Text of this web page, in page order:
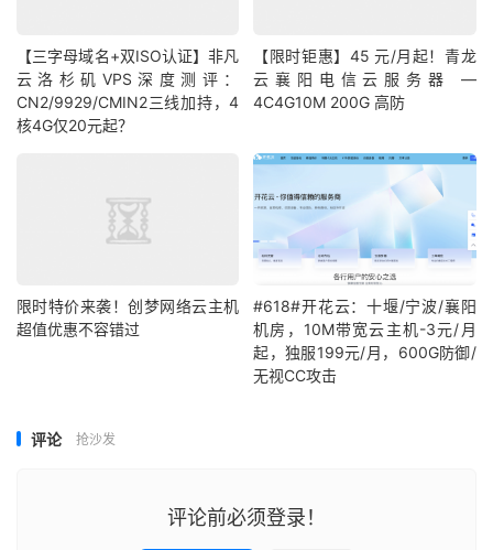
【三字母域名+双ISO认证】非凡
云洛杉矶VPS深度测评：
CN2/9929/CMIN2三线加持，4
核4G仅20元起？
【限时钜惠】45 元/月起！青龙
云襄阳电信云服务器 —
4C4G10M 200G 高防
限时特价来袭！创梦网络云主机
超值优惠不容错过
#618#开花云：十堰/宁波/襄阳
机房，10M带宽云主机-3元/月
起，独服199元/月，600G防御/
无视CC攻击
评论 抢沙发
评论前必须登录！